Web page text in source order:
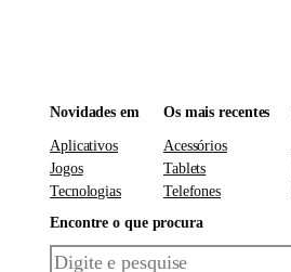
Novidades em
Aplicativos
Jogos
Tecnologias
Os mais recentes
Acessórios
Tablets
Telefones
Encontre o que procura
Pesquisar